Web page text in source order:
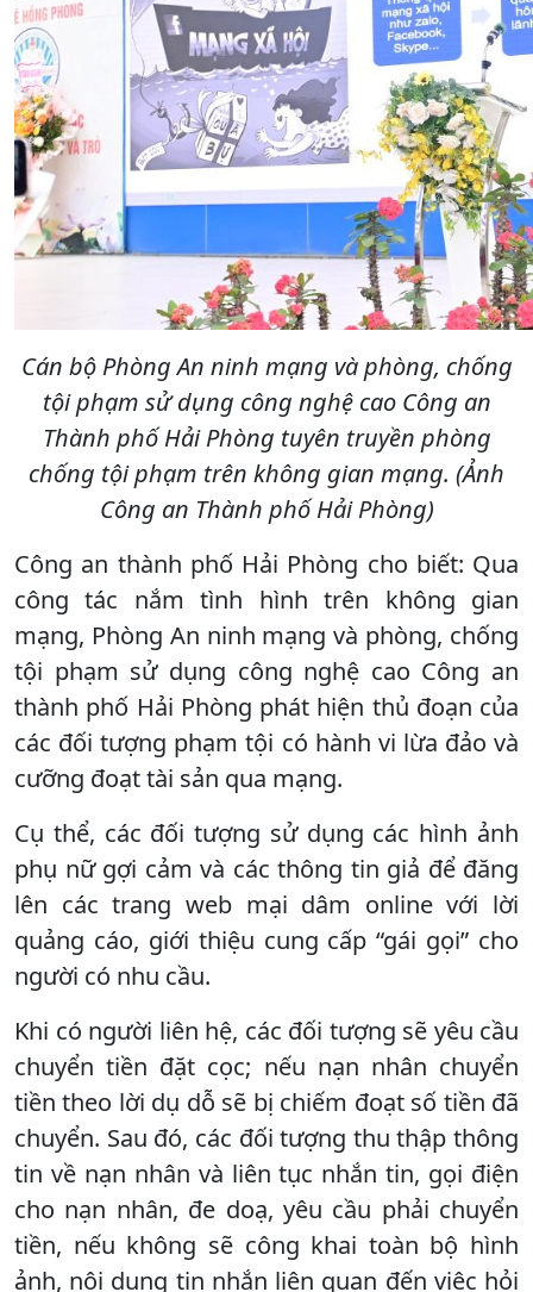
Cán bộ Phòng An ninh mạng và phòng, chống
tội phạm sử dụng công nghệ cao Công an
Thành phố Hải Phòng tuyên truyền phòng
chống tội phạm trên không gian mạng. (Ảnh
Công an Thành phố Hải Phòng)
Công an thành phố Hải Phòng cho biết: Qua
công tác nắm tình hình trên không gian
mạng, Phòng An ninh mạng và phòng, chống
tội phạm sử dụng công nghệ cao Công an
thành phố Hải Phòng phát hiện thủ đoạn của
các đối tượng phạm tội có hành vi lừa đảo và
cưỡng đoạt tài sản qua mạng.
Cụ thể, các đối tượng sử dụng các hình ảnh
phụ nữ gợi cảm và các thông tin giả để đăng
lên các trang web mại dâm online với lời
quảng cáo, giới thiệu cung cấp “gái gọi” cho
người có nhu cầu.
Khi có người liên hệ, các đối tượng sẽ yêu cầu
chuyển tiền đặt cọc; nếu nạn nhân chuyển
tiền theo lời dụ dỗ sẽ bị chiếm đoạt số tiền đã
chuyển. Sau đó, các đối tượng thu thập thông
tin về nạn nhân và liên tục nhắn tin, gọi điện
cho nạn nhân, đe doạ, yêu cầu phải chuyển
tiền, nếu không sẽ công khai toàn bộ hình
ảnh, nội dung tin nhắn liên quan đến việc hỏi